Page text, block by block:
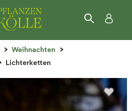
Weihnachten
Lichterketten